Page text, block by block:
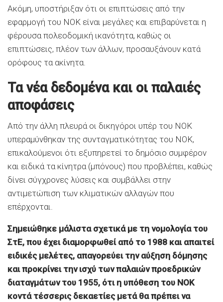
Ακόμη, υποστήριξαν ότι οι επιπτώσεις από την
εφαρμογή του ΝΟΚ είναι μεγάλες και επιβαρύνεται η
φέρουσα πολεοδομική ικανότητα, καθώς οι
επιπτώσεις, πλέον των άλλων, προσαυξάνουν κατά
ορόφους τα ακίνητα.
Τα νέα δεδομένα και οι παλαιές
αποφάσεις
Από την άλλη πλευρά οι δικηγόροι υπέρ του ΝΟΚ
υπεραμύνθηκαν της συνταγματικότητας του ΝΟΚ,
επικαλούμενοι ότι εξυπηρετεί το δημόσιο συμφέρον
και ειδικά τα κίνητρα (μπόνους) που προβλέπει, καθώς
δίνει σύγχρονες λύσεις και συμβάλλει στην
αντιμετώπιση των κλιματικών αλλαγών που
επέρχονται.
Σημειώθηκε μάλιστα σχετικά με τη νομολογία του
ΣτΕ, που έχει διαμορφωθεί από το 1988 και απαιτεί
ειδικές μελέτες, απαγορεύει την αύξηση δόμησης
και προκρίνει την ισχύ των παλαιών προεδρικών
διαταγμάτων του 1955, ότι η υπόθεση του ΝΟΚ
κοντά τέσσερις δεκαετίες μετά θα πρέπει να